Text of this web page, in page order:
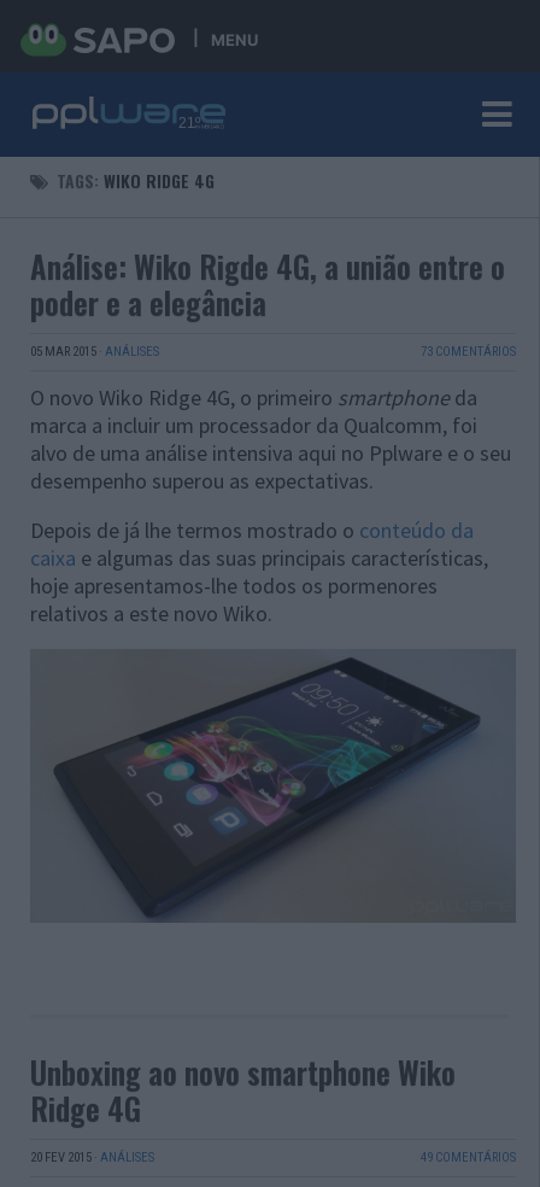
MENU
TAGS: WIKO RIDGE 4G
Análise: Wiko Rigde 4G, a união entre o
poder e a elegância
05 MAR 2015 · ANÁLISES 73 COMENTÁRIOS
O novo Wiko Ridge 4G, o primeiro smartphoneda
marca a incluir um processador da Qualcomm, foi
alvo de uma análise intensiva aqui no Pplware e o seu
desempenho superou as expectativas.
Depois de já lhe termos mostrado o conteúdo da
caixa e algumas das suas principais características,
hoje apresentamos-lhe todos os pormenores
relativos a este novo Wiko.
Unboxing ao novo smartphone Wiko
Ridge 4G
20 FEV 2015 · ANÁLISES 49 COMENTÁRIOS